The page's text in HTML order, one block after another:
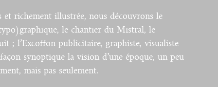
et richement illustrée, nous découvrons le
le chantier du Mistral, le
; l’Excoffon publicitaire, graphiste, visualiste
synoptique la vision d’une époque, un peu
mais pas seulement.